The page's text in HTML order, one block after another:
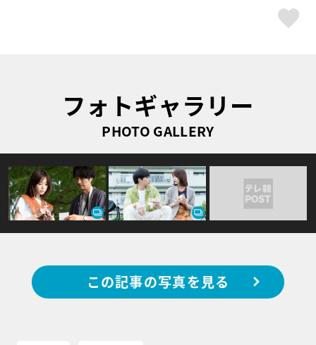
フォトギャラリー
PHOTO GALLERY
この記事の写真を見る